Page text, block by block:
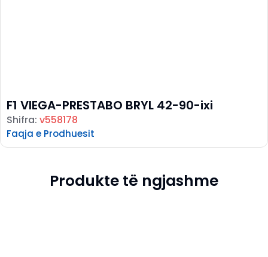
F1 VIEGA-PRESTABO BRYL 42-90-ixi
Shifra: v558178
Faqja e Prodhuesit
Produkte të ngjashme